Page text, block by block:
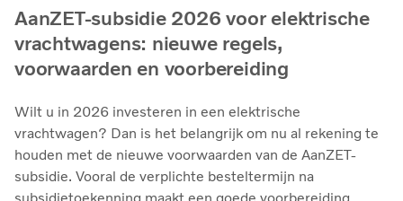
AanZET-subsidie 2026 voor elektrische
vrachtwagens: nieuwe regels,
voorwaarden en voorbereiding
Wilt u in 2026 investeren in een elektrische
vrachtwagen? Dan is het belangrijk om nu al rekening te
houden met de nieuwe voorwaarden van de AanZET-
subsidie. Vooral de verplichte besteltermijn na